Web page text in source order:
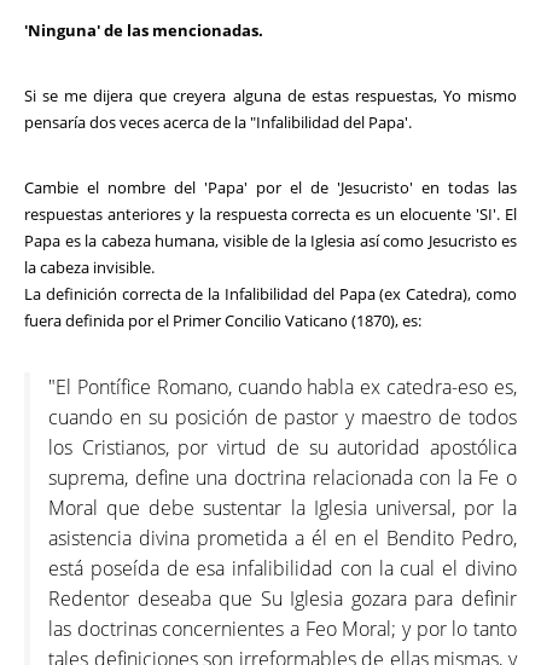
'Ninguna' de las mencionadas.
Si se me dijera que creyera alguna de estas respuestas, Yo mismo
pensaría dos veces acerca de la "Infalibilidad del Papa'.
Cambie el nombre del 'Papa' por el de 'Jesucristo' en todas las
respuestas anteriores y la respuesta correcta es un elocuente 'SI'. El
Papa es la cabeza humana, visible de la Iglesia así como Jesucristo es
la cabeza invisible.
La definición correcta de la Infalibilidad del Papa (ex Catedra), como
fuera definida por el Primer Concilio Vaticano (1870), es:
"El Pontífice Romano, cuando habla ex catedra-eso es,
cuando en su posición de pastor y maestro de todos
los Cristianos, por virtud de su autoridad apostólica
suprema, define una doctrina relacionada con la Fe o
Moral que debe sustentar la Iglesia universal, por la
asistencia divina prometida a él en el Bendito Pedro,
está poseída de esa infalibilidad con la cual el divino
Redentor deseaba que Su Iglesia gozara para definir
las doctrinas concernientes a Feo Moral; y por lo tanto
tales definiciones son irreformables de ellas mismas, y